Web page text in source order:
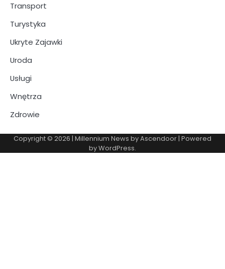
Transport
Turystyka
Ukryte Zajawki
Uroda
Usługi
Wnętrza
Zdrowie
Copyright © 2026 | Millennium News byAscendoor | Powered
byWordPress.